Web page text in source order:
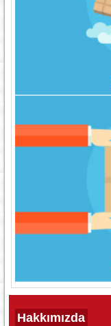
Hakkımızda